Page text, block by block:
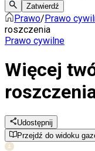
Zatwierdź
Prawo/Prawo
roszczenia
Prawo cywilne
Więcej
Udostępnij
Przejdź do widoku